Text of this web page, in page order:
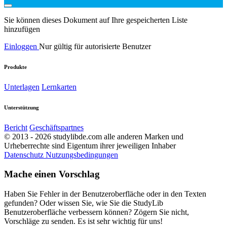
Sie können dieses Dokument auf Ihre gespeicherten Liste
hinzufügen
Einloggen Nur gültig für autorisierte Benutzer
Produkte
Unterlagen Lernkarten
Unterstützung
Bericht Geschäftspartnes
© 2013 - 2026 studylibde.com alle anderen Marken und
Urheberrechte sind Eigentum ihrer jeweiligen Inhaber
Datenschutz Nutzungsbedingungen
Mache einen Vorschlag
Haben Sie Fehler in der Benutzeroberfläche oder in den Texten
gefunden? Oder wissen Sie, wie Sie die StudyLib
Benutzeroberfläche verbessern können? Zögern Sie nicht,
Vorschläge zu senden. Es ist sehr wichtig für uns!